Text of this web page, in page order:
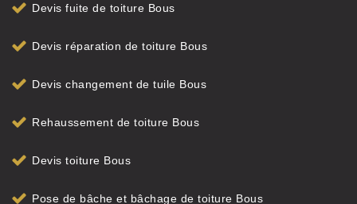
Devis fuite de toiture Bous
Devis réparation de toiture Bous
Devis changement de tuile Bous
Rehaussement de toiture Bous
Devis toiture Bous
Pose de bâche et bâchage de toiture Bous